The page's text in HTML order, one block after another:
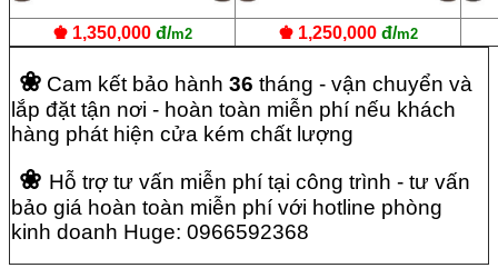
♚ 1,350,000 đ/m2 ♚ 1,250,000 đ/m2
❀ Cam kết bảo hành 36 tháng - vận chuyển và
lắp đặt tận nơi - hoàn toàn miễn phí nếu khách
hàng phát hiện cửa kém chất lượng
❀ Hỗ trợ tư vấn miễn phí tại công trình - tư vấn
bảo giá hoàn toàn miễn phí với hotline phòng
kinh doanh Huge: 0966592368